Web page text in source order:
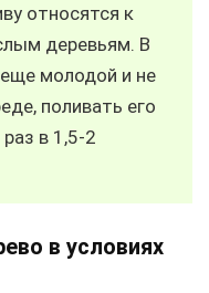
относятся к
деревьям. В
молодой и не
поливать его
в 1,5-2
в условиях